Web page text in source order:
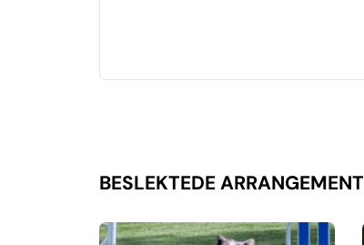
BESLEKTEDE ARRANGEMENT